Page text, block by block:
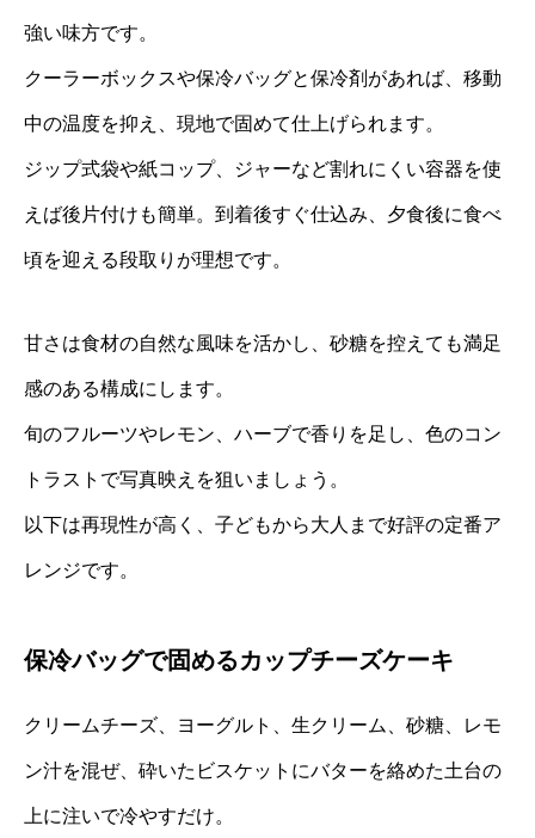
強い味方です。
クーラーボックスや保冷バッグと保冷剤があれば、移動
中の温度を抑え、現地で固めて仕上げられます。
ジップ式袋や紙コップ、ジャーなど割れにくい容器を使
えば後片付けも簡単。到着後すぐ仕込み、夕食後に食べ
頃を迎える段取りが理想です。
甘さは食材の自然な風味を活かし、砂糖を控えても満足
感のある構成にします。
旬のフルーツやレモン、ハーブで香りを足し、色のコン
トラストで写真映えを狙いましょう。
以下は再現性が高く、子どもから大人まで好評の定番ア
レンジです。
保冷バッグで固めるカップチーズケーキ
クリームチーズ、ヨーグルト、生クリーム、砂糖、レモ
ン汁を混ぜ、砕いたビスケットにバターを絡めた土台の
上に注いで冷やすだけ。